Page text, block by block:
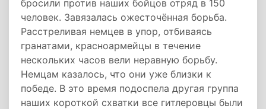
бросили против наших бойцов отряд в 150
человек. Завязалась ожесточённая борьба.
Расстреливая немцев в упор, отбиваясь
гранатами, красноармейцы в течение
нескольких часов вели неравную борьбу.
Немцам казалось, что они уже близки к
победе. В это время подоспела другая группа
наших короткой схватки все гитлеровцы были